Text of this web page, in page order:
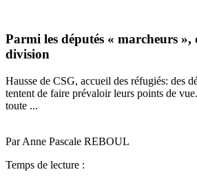
Parmi les députés « marcheurs »,
division
Hausse de CSG, accueil des réfugiés: des
tentent de faire prévaloir leurs points de
toute ...
Par Anne Pascale REBOUL
Temps de lecture :